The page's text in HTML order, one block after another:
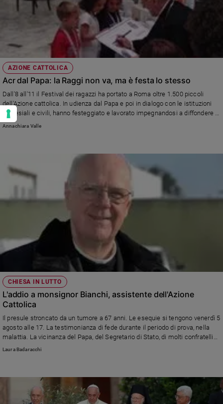
AZIONE CATTOLICA
Acr dal Papa: la Raggi non va, ma è festa lo stesso
Dall'8 all'11 il Festival dei ragazzi ha portato a Roma oltre 1.500 piccoli
dell'Azione cattolica. In udienza dal Papa e poi in dialogo con le istituzioni
ecclesiali e civili, hanno festeggiato e lavorato impegnandosi a diffondere la
dottrina sociale della Chiesa. Il sindaco di Roma non va all'appuntamento.
Annachiara Valle
CHIESA IN LUTTO
L'addio a monsignor Bianchi, assistente dell'Azione
Cattolica
Il presule stroncato da un tumore a 67 anni. Le esequie si tengono venerdì 5
agosto alle 17. La testimonianza di fede durante il periodo di prova, nella
malattia. La vicinanza del Papa, del Segretario di Stato, di molti confratelli
vescovi e di tanti fedeli laici.
Laura Badaracchi